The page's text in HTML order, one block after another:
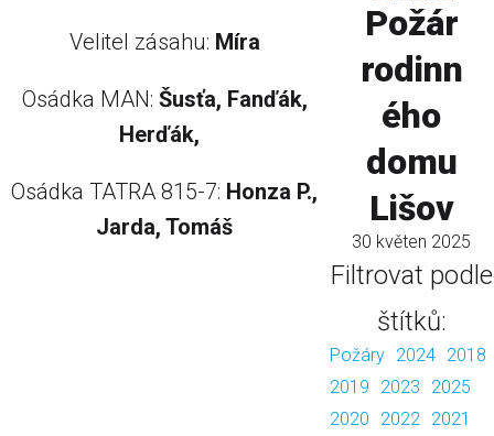
Velitel zásahu: Míra
Osádka MAN:​ Šusťa, Fanďák,
Herďák,
Osádka TATRA 815-7:​ Honza P.,
Jarda, Tomáš
Požár
rodinn
ého
domu
Lišov
30 květen 2025
Filtrovat podle
štítků:
Požáry 2024 2018
2019
2023
2025
2020
2022
2021